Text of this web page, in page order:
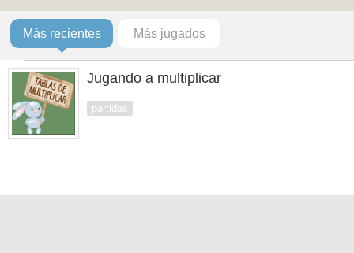
Más recientes Más jugados
Jugando a multiplicar
partidas